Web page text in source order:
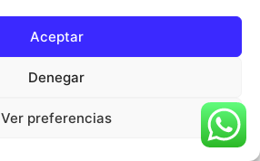
Aceptar
Denegar
Ver preferencias